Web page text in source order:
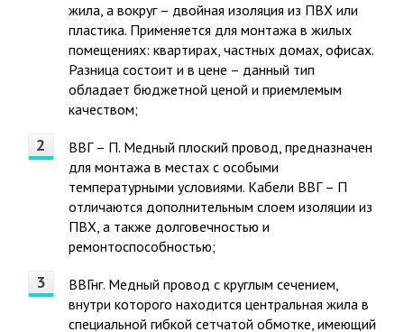
жила, а вокруг – двойная изоляция из ПВХ или
пластика. Применяется для монтажа в жилых
помещениях: квартирах, частных домах, офисах.
Разница состоит и в цене – данный тип
обладает бюджетной ценой и приемлемым
качеством;
ВВГ – П. Медный плоский провод, предназначен
для монтажа в местах с особыми
температурными условиями. Кабели ВВГ – П
отличаются дополнительным слоем изоляции из
ПВХ, а также долговечностью и
ремонтоспособностью;
ВВГнг. Медный провод с круглым сечением,
внутри которого находится центральная жила в
специальной гибкой сетчатой обмотке, имеющий